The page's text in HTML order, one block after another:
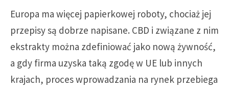
Europa ma więcej papierkowej roboty, chociaż jej
przepisy są dobrze napisane. CBD i związane z nim
ekstrakty można zdefiniować jako nową żywność,
a gdy firma uzyska taką zgodę w UE lub innych
krajach, proces wprowadzania na rynek przebiega